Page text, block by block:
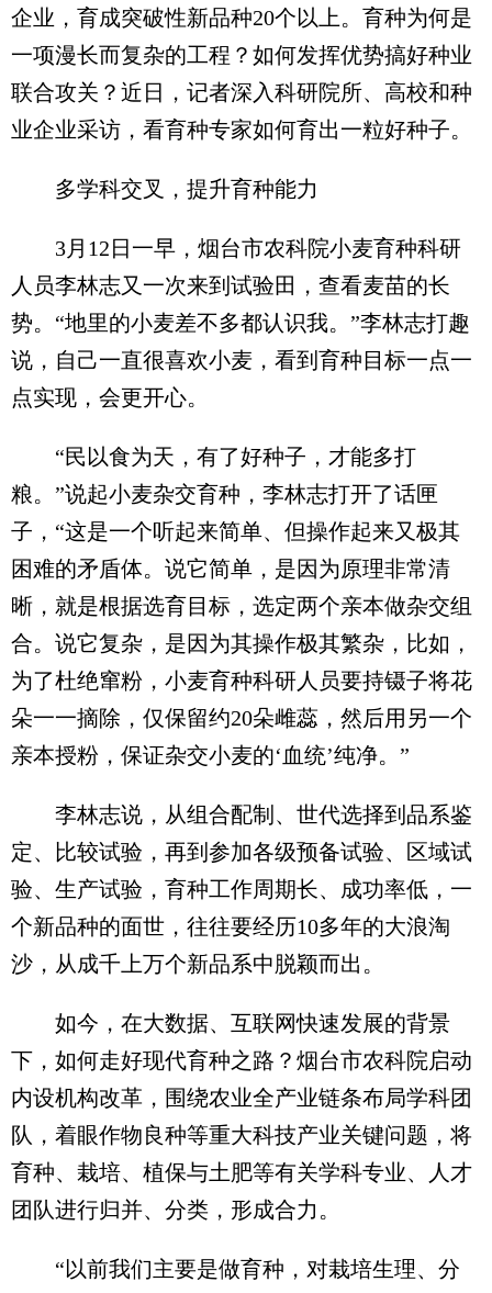
企业，育成突破性新品种20个以上。育种为何是
一项漫长而复杂的工程？如何发挥优势搞好种业
联合攻关？近日，记者深入科研院所、高校和种
业企业采访，看育种专家如何育出一粒好种子。
多学科交叉，提升育种能力
3月12日一早，烟台市农科院小麦育种科研
人员李林志又一次来到试验田，查看麦苗的长
势。“地里的小麦差不多都认识我。”李林志打趣
说，自己一直很喜欢小麦，看到育种目标一点一
点实现，会更开心。
“民以食为天，有了好种子，才能多打
粮。”说起小麦杂交育种，李林志打开了话匣
子，“这是一个听起来简单、但操作起来又极其
困难的矛盾体。说它简单，是因为原理非常清
晰，就是根据选育目标，选定两个亲本做杂交组
合。说它复杂，是因为其操作极其繁杂，比如，
为了杜绝窜粉，小麦育种科研人员要持镊子将花
朵一一摘除，仅保留约20朵雌蕊，然后用另一个
亲本授粉，保证杂交小麦的‘血统’纯净。”
李林志说，从组合配制、世代选择到品系鉴
定、比较试验，再到参加各级预备试验、区域试
验、生产试验，育种工作周期长、成功率低，一
个新品种的面世，往往要经历10多年的大浪淘
沙，从成千上万个新品系中脱颖而出。
如今，在大数据、互联网快速发展的背景
下，如何走好现代育种之路？烟台市农科院启动
内设机构改革，围绕农业全产业链条布局学科团
队，着眼作物良种等重大科技产业关键问题，将
育种、栽培、植保与土肥等有关学科专业、人才
团队进行归并、分类，形成合力。
“以前我们主要是做育种，对栽培生理、分